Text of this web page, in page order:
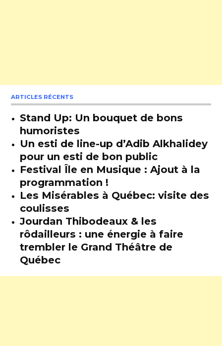
ARTICLES RÉCENTS
Stand Up: Un bouquet de bons
humoristes
Un esti de line-up d’Adib Alkhalidey
pour un esti de bon public
Festival Île en Musique : Ajout à la
programmation !
Les Misérables à Québec: visite des
coulisses
Jourdan Thibodeaux & les
rôdailleurs : une énergie à faire
trembler le Grand Théâtre de
Québec